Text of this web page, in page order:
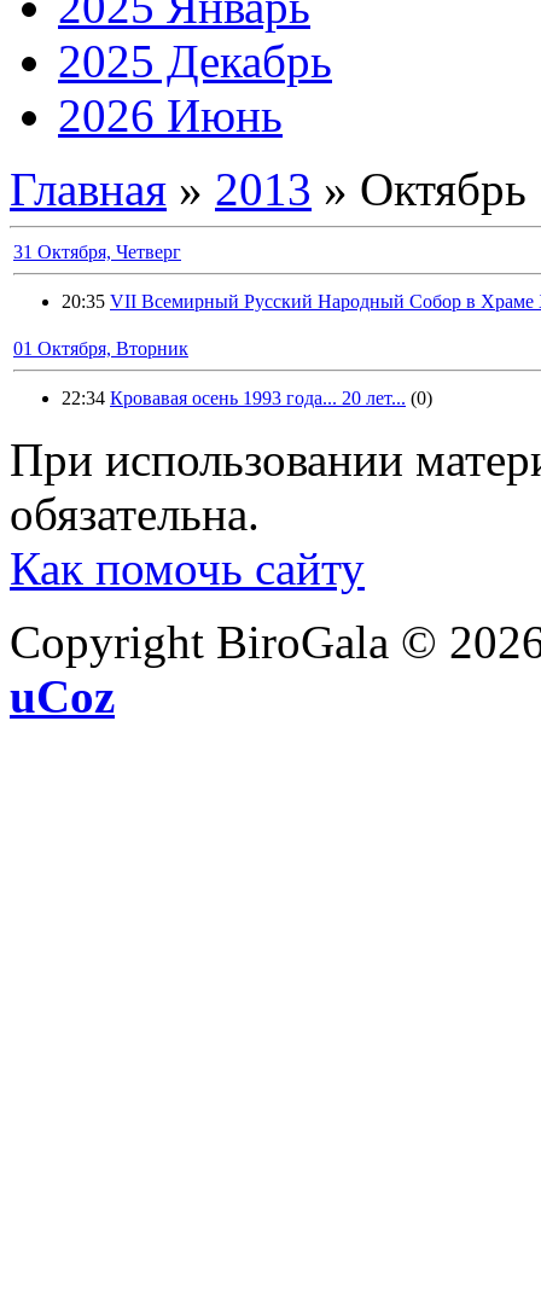
2025 Декабрь
2026 Июнь
Главная » 2013 » Октябрь
31 Октября, Четверг
20:35 VII Всемирный Русский Народный Собор в Храме
01 Октября, Вторник
22:34 Кровавая осень 1993 года... 20 лет... (0)
При использовании
обязательна.
Как помочь сайту
Copyright BiroGala ©
uCoz